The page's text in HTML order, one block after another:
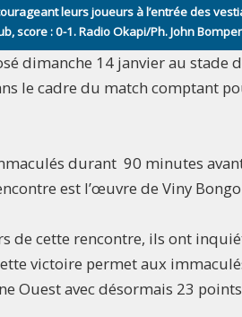
leurs joueurs à l’entrée des
score : 0-1. Radio Okapi/Ph. John
dimanche 14 janvier au stade
le cadre du match comptant
durant 90 minutes
est l’œuvre de Viny
de cette rencontre, ils ont
victoire permet aux
Ouest avec désormais 23